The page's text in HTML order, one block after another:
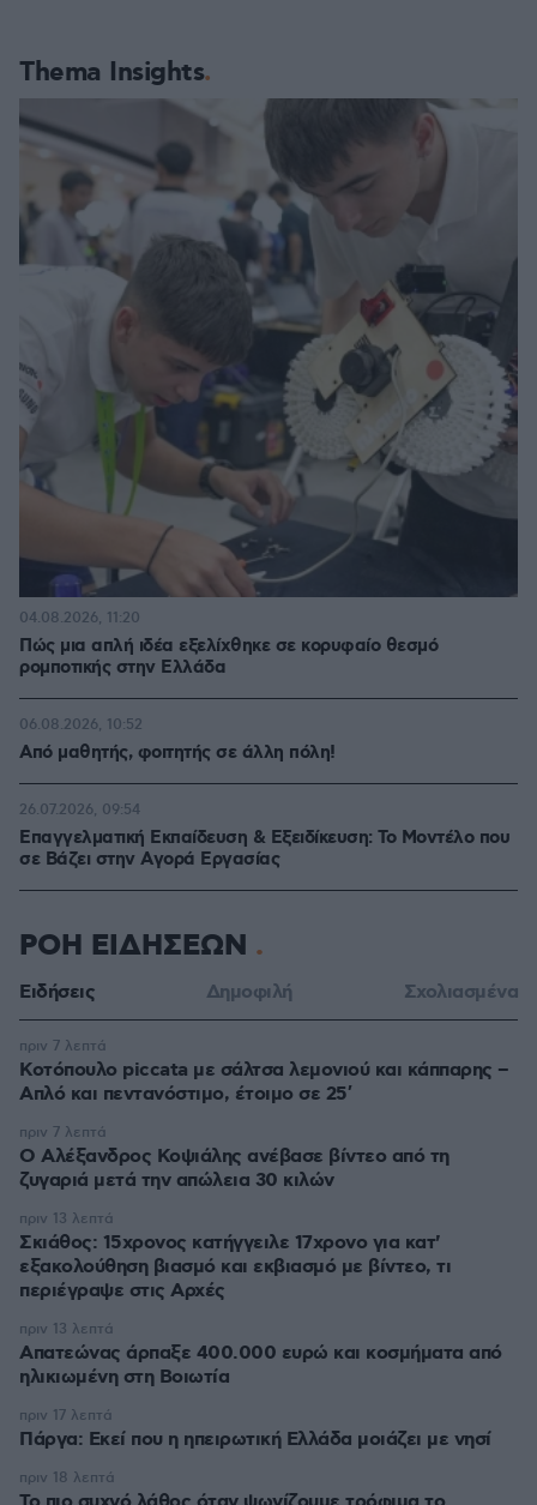
Thema Insights
Πώς μια απλή ιδέα εξελίχθηκε σε κορυφαίο θεσμό
ρομποτικής στην Ελλάδα
04.08.2026, 11:20
Από μαθητής, φοιτητής σε άλλη πόλη!
06.08.2026, 10:52
Επαγγελματική Εκπαίδευση & Εξειδίκευση: Το Mοντέλο που
σε Bάζει στην Aγορά Eργασίας
26.07.2026, 09:54
ΡΟΗ ΕΙΔΗΣΕΩΝ
Ειδήσεις Δημοφιλή Σχολιασμένα
Κοτόπουλο piccata με σάλτσα λεμονιού και κάππαρης –
Απλό και πεντανόστιμο, έτοιμο σε 25′
πριν 7 λεπτά
Ο Αλέξανδρος Κοψιάλης ανέβασε βίντεο από τη
ζυγαριά μετά την απώλεια 30 κιλών
πριν 7 λεπτά
Σκιάθος: 15χρονος κατήγγειλε 17χρονο για κατ'
εξακολούθηση βιασμό και εκβιασμό με βίντεο, τι
περιέγραψε στις Αρχές
πριν 13 λεπτά
Απατεώνας άρπαξε 400.000 ευρώ και κοσμήματα από
ηλικιωμένη στη Βοιωτία
πριν 13 λεπτά
Πάργα: Εκεί που η ηπειρωτική Ελλάδα μοιάζει με νησί
πριν 17 λεπτά
πριν 18 λεπτά